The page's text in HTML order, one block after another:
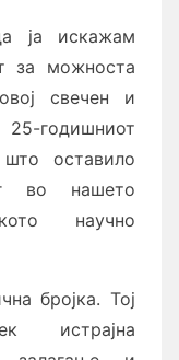
ја искажам
за можноста
свечен и
годишниот
оставило
во нашето
научно
бројка. Тој
истрајна